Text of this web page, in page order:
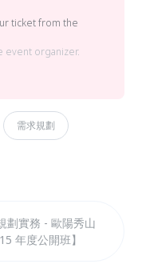
ticket from the
event organizer.
需求規劃
劃實務 - 歐陽秀山
年度公開班】